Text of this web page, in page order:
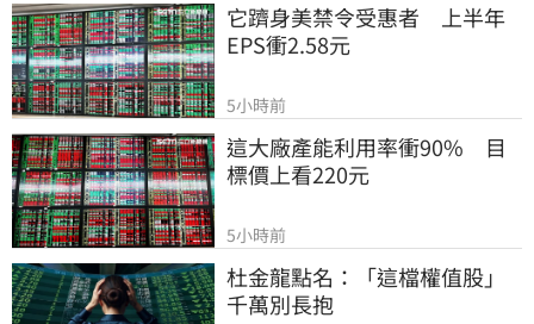
它躋身美禁令受惠者　上半年
EPS衝2.58元
5小時前
這大廠產能利用率衝90%　目
標價上看220元
5小時前
杜金龍點名：「這檔權值股」
千萬別長抱